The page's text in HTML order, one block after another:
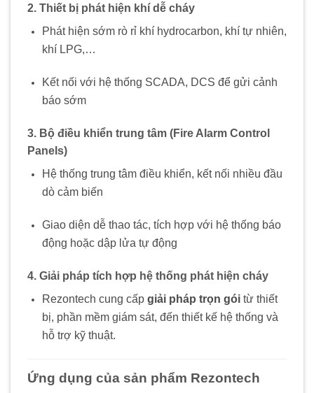
2. Thiết bị phát hiện khí dễ cháy
Phát hiện sớm rò rỉ khí hydrocarbon, khí tự nhiên,
khí LPG,…
Kết nối với hệ thống SCADA, DCS để gửi cảnh
báo sớm
3. Bộ điều khiển trung tâm (Fire Alarm Control
Panels)
Hệ thống trung tâm điều khiển, kết nối nhiều đầu
dò cảm biến
Giao diện dễ thao tác, tích hợp với hệ thống báo
động hoặc dập lửa tự động
4. Giải pháp tích hợp hệ thống phát hiện cháy
Rezontech cung cấp giải pháp trọn góitừ thiết
bị, phần mềm giám sát, đến thiết kế hệ thống và
hỗ trợ kỹ thuật.
Ứng dụng của sản phẩm Rezontech